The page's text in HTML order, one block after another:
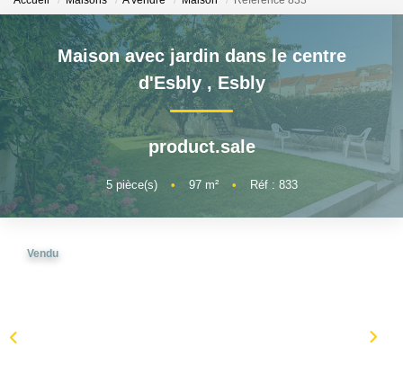
BIENS VENDUS
L'AGENCE
NOUS REJOINDRE
Maison avec jardin dans le centre
d'Esbly ,Esbly
product.sale
5pièce(s) • 97m² • Réf : 833
Vendu